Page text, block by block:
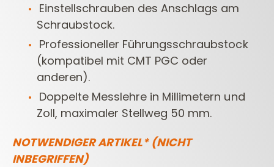
Einstellschrauben des Anschlags am
Schraubstock.
Professioneller Führungsschraubstock
(kompatibel mit CMT PGC oder
anderen).
Doppelte Messlehre in Millimetern und
Zoll, maximaler Stellweg 50 mm.
NOTWENDIGER ARTIKEL* (NICHT
INBEGRIFFEN)